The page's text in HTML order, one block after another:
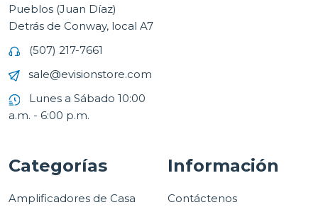
Pueblos (Juan Díaz)
Detrás de Conway, local A7
(507) 217-7661
sale@evisionstore.com
Lunes a Sábado 10:00
a.m. - 6:00 p.m.
Categorías
Amplificadores de Casa
Información
Contáctenos